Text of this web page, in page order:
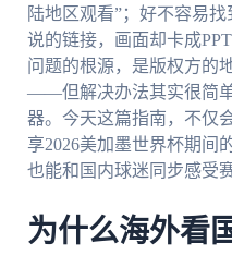
陆地区观看”；好不容易
说的链接，画面却卡成
问题的根源，是版权方的
——但解决办法其实很简
器。今天这篇指南，不仅
享2026美加墨世界杯期间
也能和国内球迷同步感受
为什么海外看